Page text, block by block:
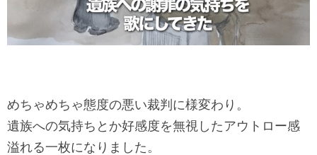
めちゃめちゃ態度の悪い裁判に様変わり。
遺族への気持ちとか好感度を無視したアウトロー感
溢れる一枚にな りました。